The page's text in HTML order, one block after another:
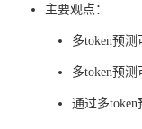
主要观点：
多token预
多token预
通过多